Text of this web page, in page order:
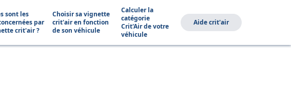
sont les
par
crit'air ?
Choisir sa vignette
crit'air en fonction
de son véhicule
Calculer la
catégorie
Crit'Air de votre
véhicule
Aide crit'air